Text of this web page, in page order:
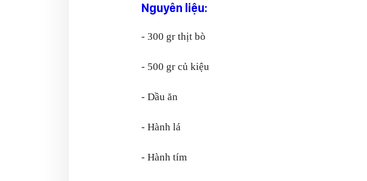
Nguyên liệu:
- 300 gr thịt bò
- 500 gr củ kiệu
- Dầu ăn
- Hành lá
- Hành tím